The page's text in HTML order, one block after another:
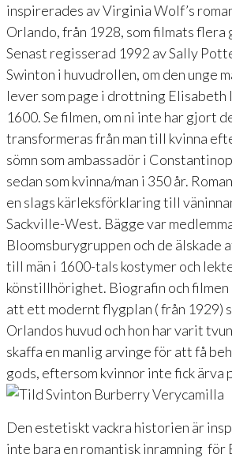
inspirerades av Virginia Wolf’s
Orlando, från 1928, som filmats flera
Senast regisserad 1992 av Sally
Swinton i huvudrollen, om den unge
lever som page i drottning Elisabeth
1600. Se filmen, om ni inte har gjort
transformeras från man till kvinna
sömn som ambassadör i
sedan som kvinna/man i 350 år.
en slags kärleksförklaring till
Sackville-West. Bägge var
Bloomsburygruppen och de älskade
till män i 1600-tals kostymer och
könstillhörighet. Biografin och filmen
att ett modernt flygplan ( från 1929)
Orlandos huvud och hon har varit
skaffa en manlig arvinge för att få
gods, eftersom kvinnor inte fick ärva
Den estetiskt vackra historien är
inte bara en romantisk inramning för